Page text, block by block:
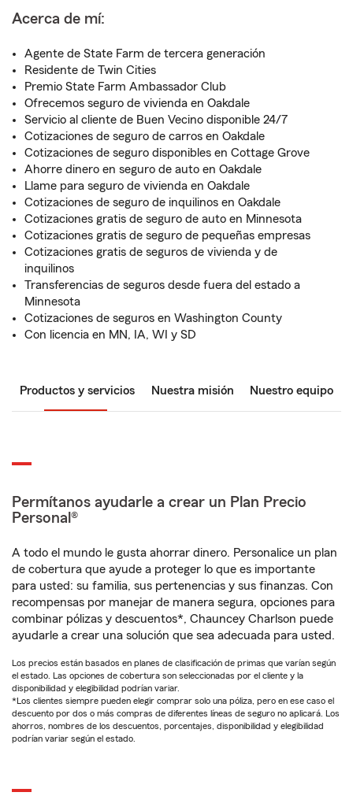
Acerca de mí:
Agente de State Farm de tercera generación
Residente de Twin Cities
Premio State Farm Ambassador Club
Ofrecemos seguro de vivienda en Oakdale
Servicio al cliente de Buen Vecino disponible 24/7
Cotizaciones de seguro de carros en Oakdale
Cotizaciones de seguro disponibles en Cottage Grove
Ahorre dinero en seguro de auto en Oakdale
Llame para seguro de vivienda en Oakdale
Cotizaciones de seguro de inquilinos en Oakdale
Cotizaciones gratis de seguro de auto en Minnesota
Cotizaciones gratis de seguro de pequeñas empresas
Cotizaciones gratis de seguros de vivienda y de
inquilinos
Transferencias de seguros desde fuera del estado a
Minnesota
Cotizaciones de seguros en Washington County
Con licencia en MN, IA, WI y SD
Productos y servicios Nuestra misión Nuestro equipo
Permítanos ayudarle a crear un Plan Precio
Personal®
A todo el mundo le gusta ahorrar dinero. Personalice un plan
de cobertura que ayude a proteger lo que es importante
para usted: su familia, sus pertenencias y sus finanzas. Con
recompensas por manejar de manera segura, opciones para
combinar pólizas y descuentos*, Chauncey Charlson puede
ayudarle a crear una solución que sea adecuada para usted.
Los precios están basados en planes de clasificación de primas que varían según
el estado. Las opciones de cobertura son seleccionadas por el cliente y la
disponibilidad y elegibilidad podrían variar.
*Los clientes siempre pueden elegir comprar solo una póliza, pero en ese caso el
descuento por dos o más compras de diferentes líneas de seguro no aplicará. Los
ahorros, nombres de los descuentos, porcentajes, disponibilidad y elegibilidad
podrían variar según el estado.